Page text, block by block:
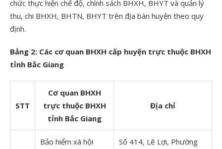
chức thực hiện chế độ, chính sách BHXH, BHYT và quản lý
thu, chi BHXH, BHTN, BHYT trên địa bàn huyện theo quy
định.
Bảng 2: Các cơ quan BHXH cấp huyện trực thuộc BHXH
tỉnh Bắc Giang
STT
Cơ quan BHXH
trực thuộc BHXH
tỉnh Bắc Giang
Địa chỉ
Bảo hiểm xã hội
Số 414, Lê Lợi, Phường